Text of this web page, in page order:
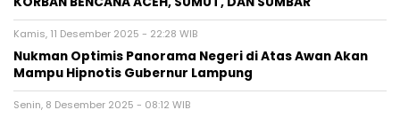
Kamis, 11 Desember 2025 - 22:28 WIB
Nukman Optimis Panorama Negeri di Atas Awan Akan
Mampu Hipnotis Gubernur Lampung
Senin, 8 Desember 2025 - 08:12 WIB